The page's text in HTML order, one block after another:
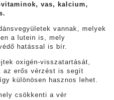
vas, kalcium,
vannak, melyek
a lutein is, mely
hatással is bír.
oxigén-visszatartását,
erős vérzést is segít
különösen hasznos lehet.
csökkenti a vér